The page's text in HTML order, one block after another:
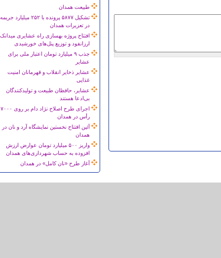
طبیعت همدان
تشکیل ۵۸۷۷ پرونده با ۲۵۲ میلیارد جریمه
در تعزیرات همدان
افتتاح پروژه بهسازی راه عشایری میدانک
ارزانفود و توزیع پنل‌های خورشیدی
جذب ۹ میلیارد تومان اعتبار ملی برای
عشایر
عشایر ذخایر انقلاب و قهرمانان امنیت
غذایی
عشایر، حافظان طبیعت و تولیدکنندگان
بی‌ادعا هستند
اجرای طرح اصلاح نژاد دام بر روی ۷۰۰۰
رأس در همدان
آئین افتتاح نخستین نمایشگاه آرد و نان در
همدان
واریز ۵۰۰ میلیارد تومان عوارض ارزش
افزوده به حساب شهرداری‌های همدان
آغاز طرح «نان کامل» در همدان